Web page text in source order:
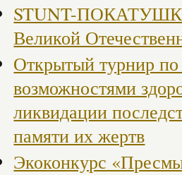
STUNT-
Великой
Открытый турнир
возможностями
ликвидации
памяти их жертв
Экоконкурс